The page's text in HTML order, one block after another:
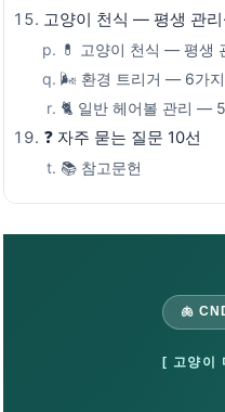
고양이 천식 — 평생 관리
💊 고양이 천식 — 평생
🌬️ 환경 트리거 — 6가지
🐈 일반 헤어볼 관리 —
❓ 자주 묻는 질문 10선
📚 참고문헌
🫁
[ 고양이